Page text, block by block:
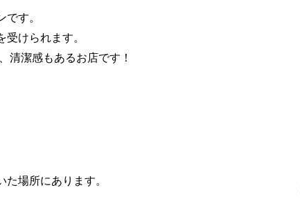
す。
けられます。
清潔感もあるお店です！
場所にあります。